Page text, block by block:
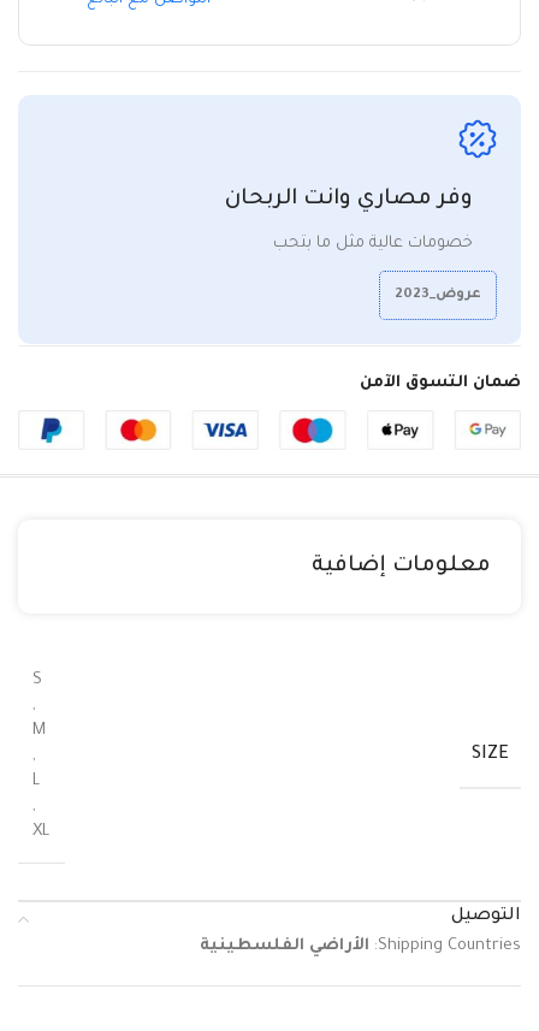
وفر مصاري وانت الربحان
خصومات عالية مثل ما بتحب
عروض_2023
ضمان التسوق الآمن
معلومات إضافية
SIZE
S
,
M
,
L
,
XL
التوصيل
Shipping Countries: الأراضي الفلسطينية